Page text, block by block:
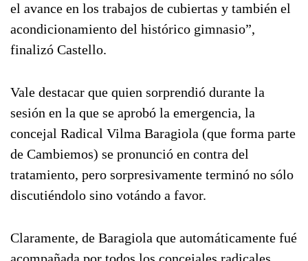
el avance en los trabajos de cubiertas y también el
acondicionamiento del histórico gimnasio”,
finalizó Castello.
Vale destacar que quien sorprendió durante la
sesión en la que se aprobó la emergencia, la
concejal Radical Vilma Baragiola (que forma parte
de Cambiemos) se pronunció en contra del
tratamiento, pero sorpresivamente terminó no sólo
discutiéndolo sino votándo a favor.
Claramente, de Baragiola que automáticamente fué